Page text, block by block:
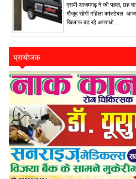
एसपी आजमगढ़ ने की पहल, छह
मौजूद रहेंगी महिला कांस्टेबल
खिलाफ बढ़ रहे अपराधो...
प्रायोजक